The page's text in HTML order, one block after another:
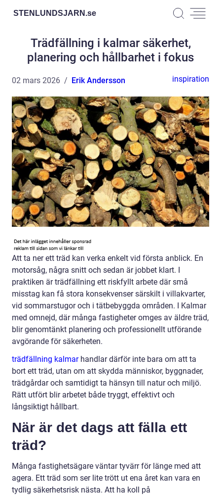
STENLUNDSJARN.se
Trädfällning i kalmar säkerhet,
planering och hållbarhet i fokus
02 mars 2026 Erik Andersson inspiration
Att ta ner ett träd kan verka enkelt vid första anblick. En
motorsåg, några snitt och sedan är jobbet klart. I
praktiken är trädfällning ett riskfyllt arbete där små
misstag kan få stora konsekvenser särskilt i villakvarter,
vid sommarstugor och i tätbebyggda områden. I Kalmar
med omnejd, där många fastigheter omges av äldre träd,
blir genomtänkt planering och professionellt utförande
avgörande för säkerheten.
trädfällning kalmarhandlar därför inte bara om att ta
bort ett träd, utan om att skydda människor, byggnader,
trädgårdar och samtidigt ta hänsyn till natur och miljö.
Rätt utfört blir arbetet både tryggt, effektivt och
långsiktigt hållbart.
När är det dags att fälla ett
träd?
Många fastighetsägare väntar tyvärr för länge med att
agera. Ett träd som ser lite trött ut ena året kan vara en
tydlig säkerhetsrisk nästa. Att ha koll på